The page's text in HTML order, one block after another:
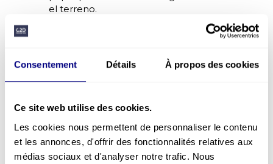
Consentement Détails À propos des cookies
Ce site web utilise des cookies.
Les cookies nous permettent de personnaliser le contenu
et les annonces, d'offrir des fonctionnalités relatives aux
médias sociaux et d'analyser notre trafic. Nous
el terreno.
Cuadros de mando e informes analíticos
para orientar las acciones preventivas.
colaborativos para reforzar la implicación.
Programas de reconocimiento para
incentivar de forma duradera los
Por qué adoptar la BBS en
su organización
La BBS actúa no solo sobre los riesgos